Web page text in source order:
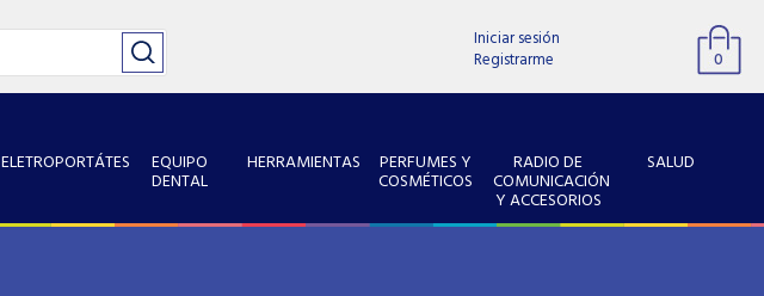
Iniciar sesión
Registrarme
0
ELETROPORTÁTES EQUIPO
DENTAL
HERRAMIENTAS PERFUMES Y
COSMÉTICOS
RADIO DE
COMUNICACIÓN
Y ACCESORIOS
SALUD